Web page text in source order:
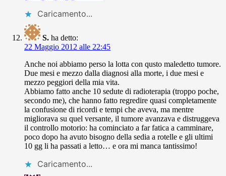
Caricamento...
S. ha detto:
22 Maggio 2012 alle 22:45
Anche noi abbiamo perso la lotta con qusto maledetto tumore.
Due mesi e mezzo dalla diagnosi alla morte, i due mesi e
mezzo peggiori della mia vita.
Abbiamo fatto anche 10 sedute di radioterapia (troppo poche,
secondo me), che hanno fatto regredire quasi completamente
la confusione di ricordi e tempi che aveva, ma mentre
migliorava su quel versante, il tumore avanzava e distruggeva
il controllo motorio: ha cominciato a far fatica a camminare,
poco dopo ha avuto bisogno della sedia a rotelle e gli ultimi
10 gg li ha passati a letto… e ora mi manca tantissimo!
Caricamento...